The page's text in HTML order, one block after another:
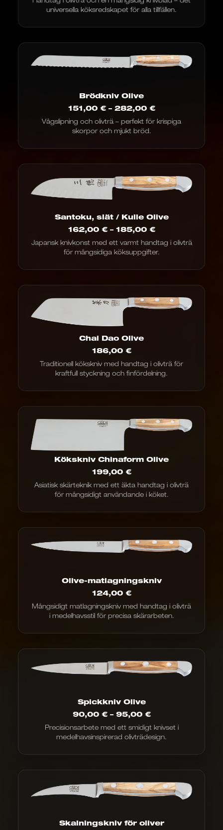
universella köksredskapet för alla tillfällen.
Brödkniv Olive
151,00 € – 282,00 €Prisintervall:
€
€
Vågslipning och olivträ – perfekt för krispiga
skorpor och mjukt bröd.
Santoku, slät / Kulle Olive
162,00 € – 185,00 €Prisintervall:
€
till
€
Japansk knivkonst med ett varmt handtag i olivträ
för mångsidiga köksuppgifter.
Chai Dao Olive
186,00 €
Traditionell kökskniv med handtag i olivträ för
kraftfull styckning och finfördelning.
Kökskniv Chinaform Olive
199,00 €
Asiatisk skärteknik med ett äkta handtag i olivträ
för mångsidigt användande i köket.
Olive-matlagningskniv
124,00 €
Mångsidigt matlagningskniv med handtag i olivträ
i medelhavsstil för precisa skärarbeten.
Spickkniv Olive
90,00 € – 95,00 €Prisintervall:
€
till
€
Precisionsarbete med ett smidigt knivset i
medelhavsinspirerad olivträdesign.
Skalningskniv för oliver